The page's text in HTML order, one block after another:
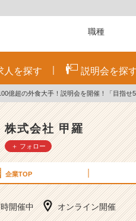
人を探す 説明会を探
億超の外食大手！説明会を開催！「目指せ5
株式会社 甲羅
＋ フォロー
企業TOP
開催中 オンライン開催